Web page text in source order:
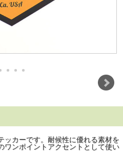
ッカーです。耐候性に優れる素材を
ワンポイントアクセントとして使い